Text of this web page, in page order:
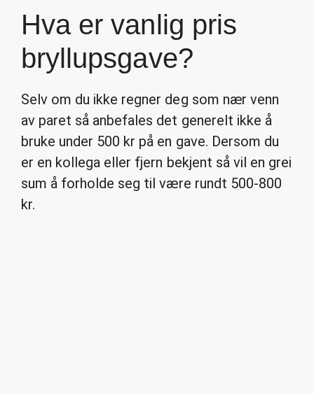
Hva er vanlig pris
bryllupsgave?
Selv om du ikke regner deg som nær venn
av paret så anbefales det generelt ikke å
bruke under 500 kr på en gave. Dersom du
er en kollega eller fjern bekjent så vil en grei
sum å forholde seg til være rundt 500-800
kr.